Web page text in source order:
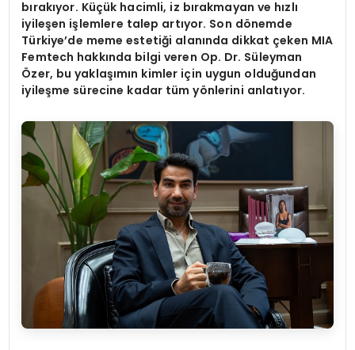
bırakıyor. Küçük hacimli, iz bırakmayan ve hızlı
iyileşen işlemlere talep artıyor. Son dönemde
Türkiye’de meme estetiği alanında dikkat çeken MIA
Femtech hakkında bilgi veren Op. Dr. Süleyman
Özer, bu yaklaşımın kimler için uygun olduğundan
iyileşme sürecine kadar tüm yönlerini anlatıyor.